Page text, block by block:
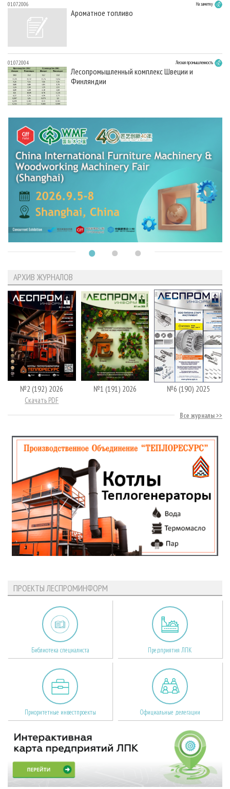
01.07.2006 На заметку
Ароматное топливо
01.07.2004 Лесная промышленность
Лесопромышленный комплекс Швеции и
Финляндии
АРХИВ ЖУРНАЛОВ
№2 (192) 2026
Скачать PDF
№1 (191) 2026 №6 (190) 2025
Все журналы
ПРОЕКТЫ ЛЕСПРОМИНФОРМ
Библиотека специалиста Предприятия ЛПК
Приоритетные инвестпроекты Официальные делегации